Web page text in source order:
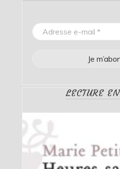
LECTURE